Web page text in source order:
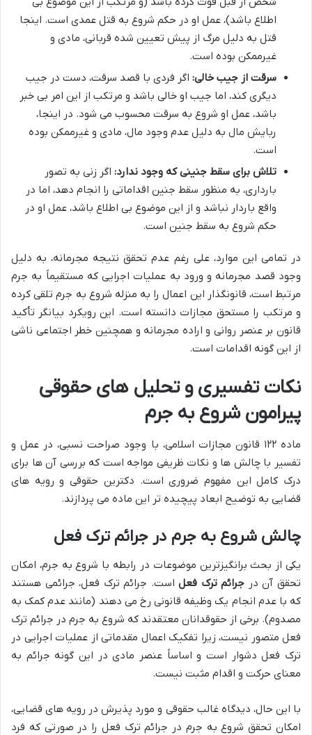
اطلاع باشد)، عمل او در حکم شروع به قتل عمدی است. اینجا
قتل به دلیل مرگ از پیش تعیین شده قربانی، مادی و
غیرممکن بوده است.
سرقت از جیب خالی: اگر فردی با قصد سرقت، دست در جیب
دیگری کند، اما جیب او خالی باشد و مرتکب از این امر بی خبر
باشد، عمل او شروع به سرقت محسوب می شود. در اینجا،
ربایش مال به دلیل عدم وجود مال، مادی و غیرممکن بوده
است.
تلاش برای سقط جنینی که وجود ندارد: اگر زنی به تصور
بارداری، به منظور سقط جنین اقداماتی را انجام دهد، اما در
واقع باردار نباشد و از این موضوع بی اطلاع باشد، عمل او در
حکم شروع به سقط جنین است.
در تمامی این موارد، علی رغم عدم تحقق نتیجه مجرمانه، به دلیل
وجود قصد مجرمانه و ورود به عملیات اجرایی که مستقیماً به جرم
مرتبط است، قانونگذار این اعمال را به منزله شروع به جرم تلقی کرده
و مرتکب را مستحق مجازات دانسته است. این رویکرد بیانگر تأکید
قانون بر عنصر روانی و اراده مجرمانه و همچنین خطر اجتماعی ناشی
از این گونه اقدامات است.
نکات تفسیری و تحلیل های حقوقی
پیرامون شروع به جرم
ماده ۱۲۲ قانون مجازات اسلامی، با وجود صراحت نسبی، در عمل و
تفسیر با چالش ها و نکات ظریفی مواجه است که بررسی آن ها برای
درک کامل این مفهوم ضروری است. دکترین حقوقی و رویه های
قضایی به توضیح ابعاد پیچیده تر این ماده می پردازند.
چالش شروع به جرم در جرائم ترک فعل
یکی از بحث برانگیزترین موضوعات در رابطه با شروع به جرم، امکان
تحقق آن در جرائم ترک فعلاست. جرائم ترک فعل، جرائمی هستند
که با عدم انجام یک وظیفه قانونی رخ می دهند (مانند عدم کمک به
مصدوم). برخی از حقوقدانان معتقدند که شروع به جرم در جرائم ترک
فعل متصور نیست، زیرا تفکیک اعمال مقدماتی از عملیات اجرایی در
ترک فعل دشوار است و اساساً عنصر مادی در این گونه جرائم به
معنای حرکت و اقدام مثبت نیست.
با این حال، دیدگاه غالب حقوقی و مورد پذیرش در رویه های قضایی،
امکان تحقق شروع به جرم در جرائم ترک فعل را در صورتی که فرد